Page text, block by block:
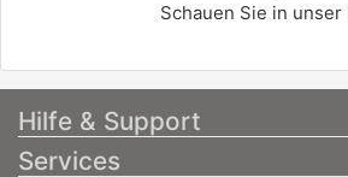
Schauen Sie in unser
Hilfe & Support
Services